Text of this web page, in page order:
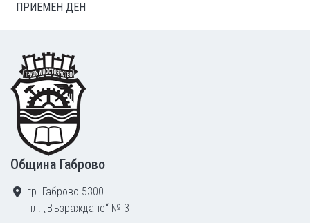
ПРИЕМЕН ДЕН
Footer
Община Габрово
гр. Габрово 5300
пл. „Възраждане“ № 3